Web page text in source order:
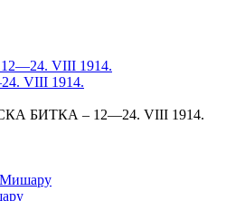
VIII 1914.
VIII 1914.
БИТКА – 12—24. VIII 1914.
Мишару